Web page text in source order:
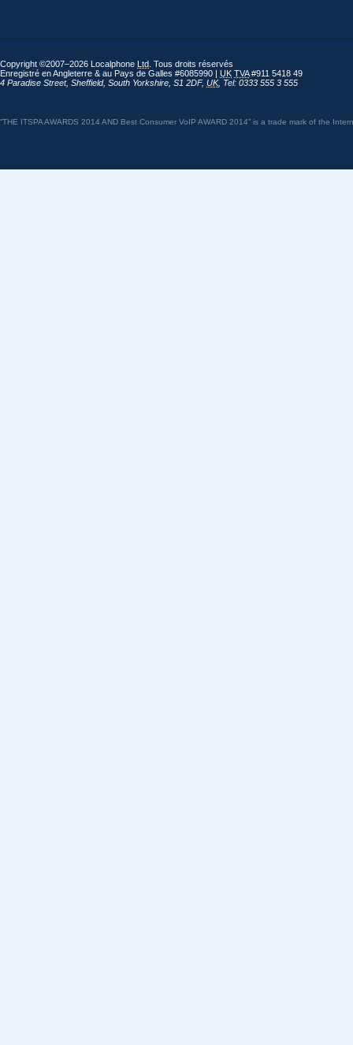
Copyright ©2007–2026 Localphone Ltd . Tous droits réservés
Enregistré en Angleterre & au Pays de Galles #6085990 | UK TVA#911 5418 49
4 Paradise Street, Sheffield, South Yorkshire S1 2DF, UK, Tel: 0333 555 3 555
“THE ITSPA AWARDS 2014 AND Best Consumer VoIP AWARD 2014” is a trade mark of the